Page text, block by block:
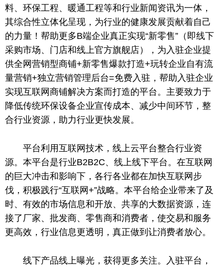
料、环保工程、暖通工程等和行业新闻资讯为一体，
其综合性立体化呈现，为行业的健康发展贡献着自己
的力量！帮助更多B端企业真正实现“新零售”（即线下
采购市场、门店和线上官方旗舰店），为入驻企业提
供全网营销型商铺+新零售爆款打造+玩转企业自有流
量营销+独立营销管理后台=免费入驻，帮助入驻企业
实现互联网商铺解决方案而打造的平台。主要致力于
降低传统环保设备企业宣传成本、减少中间环节，整
合行业资源，助力行业更快发展。
平台利用互联网技术，线上云平台整合行业资
源。本平台是行业B2B2C、线上线下平台。在互联网
的巨大冲击和影响下，各行各业都在加快互联网步
伐，积极践行“互联网+”战略。本平台给企业带来了及
时、有效的市场信息和开放、共享的大数据资源，连
接了厂家、批发商、零售商和消费者，使交易和服务
更高效，行业信息更透明，真正做到让消费者放心。
线下产品线上曝光，获得更多关注。入驻平台，